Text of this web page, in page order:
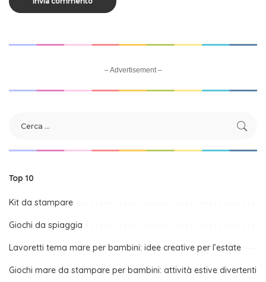
– Advertisement –
Top 10
Kit da stampare
Giochi da spiaggia
Lavoretti tema mare per bambini: idee creative per l’estate
Giochi mare da stampare per bambini: attività estive divertenti